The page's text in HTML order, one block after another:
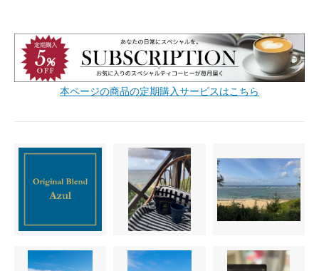
本ページの商品の定期購入サービスはこちら